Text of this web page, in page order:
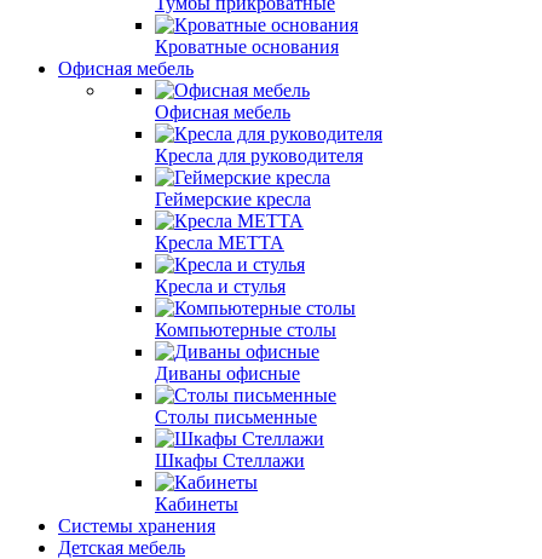
Кроватные основания
Офисная мебель
Офисная мебель
Кресла для руководителя
Геймерские кресла
Кресла МЕТТА
Кресла и стулья
Компьютерные столы
Диваны офисные
Столы письменные
Шкафы Стеллажи
Кабинеты
Системы хранения
Детская мебель